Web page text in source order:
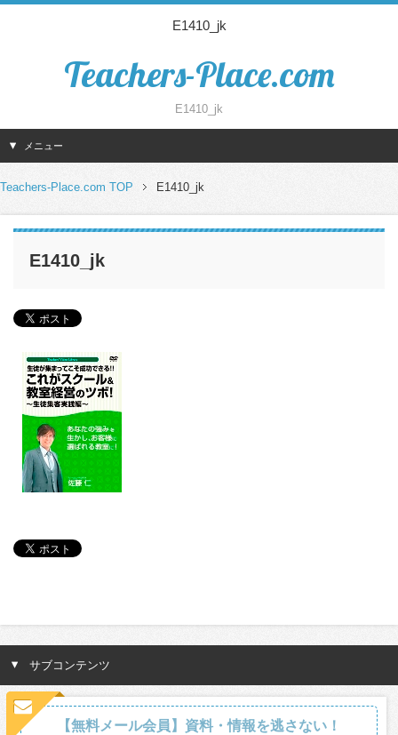
E1410_jk
Teachers-Place.com
E1410_jk
メニュー
Teachers-Place.com TOP E1410_jk
E1410_jk
サブコンテンツ
【無料メール会員】資料・情報を逃さない！